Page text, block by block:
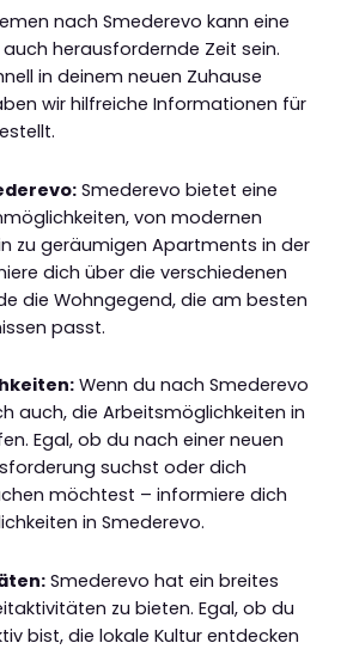
nach Smederevo kann eine
herausfordernde Zeit sein.
in deinem neuen Zuhause
wir hilfreiche Informationen für
Smederevo bietet eine
von modernen
zu geräumigen Apartments in der
dich über die verschiedenen
die Wohngegend, die am besten
passt.
Wenn du nach Smederevo
auch, die Arbeitsmöglichkeiten in
Egal, ob du nach einer neuen
suchst oder dich
möchtest – informiere dich
in Smederevo.
Smederevo hat ein breites
zu bieten. Egal, ob du
bist, die lokale Kultur entdecken